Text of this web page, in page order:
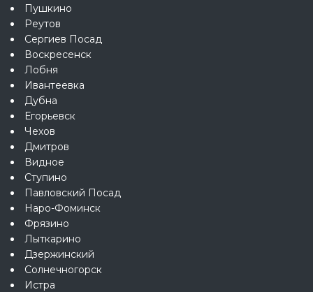
Пушкино
Реутов
Сергиев Посад
Воскресенск
Лобня
Ивантеевка
Дубна
Егорьевск
Чехов
Дмитров
Видное
Ступино
Павловский Посад
Наро-Фоминск
Фрязино
Лыткарино
Дзержинский
Солнечногорск
Истра